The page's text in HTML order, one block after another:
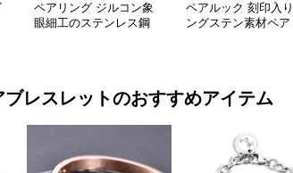
ペアリング ジルコン象
眼細工のステンレス鋼
ペアルック 刻印入
ングステン素材ペア
ブレスレットのおすすめアイテム